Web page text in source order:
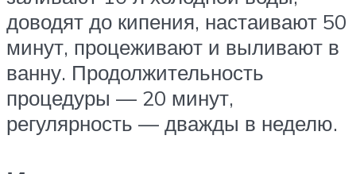
доводят до кипения, настаивают 50
минут, процеживают и выливают в
ванну. Продолжительность
процедуры — 20 минут,
регулярность — дважды в неделю.